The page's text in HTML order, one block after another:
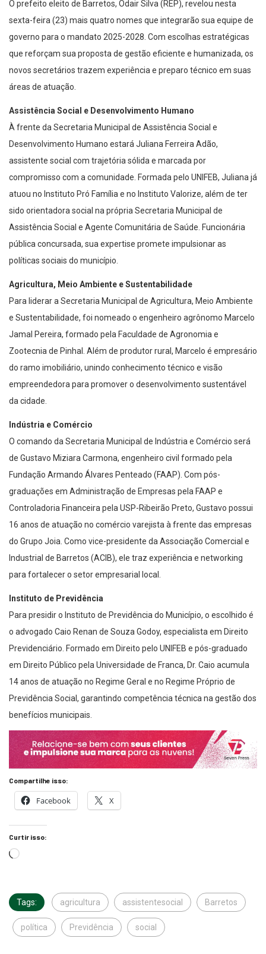
sexta-feira (23) mais quatro nomes que integrarão sua equipe de
governo para o mandato 2025-2028. Com escolhas estratégicas
que reforçam sua proposta de gestão eficiente e humanizada, os
novos secretários trazem experiência e preparo técnico em suas
áreas de atuação.
À frente da Secretaria Municipal de Assistência Social e
Desenvolvimento Humano estará Juliana Ferreira Adão,
assistente social com trajetória sólida e marcada por
compromisso com a comunidade. Formada pelo UNIFEB, Juliana já
atuou no Instituto Pró Família e no Instituto Valorize, além de ter
sido orientadora social na própria Secretaria Municipal de
Assistência Social e Agente Comunitária de Saúde. Funcionária
pública concursada, sua expertise promete impulsionar as
políticas sociais do município.
Para liderar a Secretaria Municipal de Agricultura, Meio Ambiente
e Sustentabilidade, foi nomeado o engenheiro agrônomo Marcelo
Jamal Pereira, formado pela Faculdade de Agronomia e
Zootecnia de Pinhal. Além de produtor rural, Marcelo é empresário
do ramo imobiliário, unindo conhecimento técnico e visão
empreendedora para promover o desenvolvimento sustentável
da cidade.
O comando da Secretaria Municipal de Indústria e Comércio será
de Gustavo Miziara Carmona, engenheiro civil formado pela
Fundação Armando Álvares Penteado (FAAP). Com pós-
graduações em Administração de Empresas pela FAAP e
Controladoria Financeira pela USP-Ribeirão Preto, Gustavo possui
16 anos de atuação no comércio varejista à frente das empresas
do Grupo Joia. Como vice-presidente da Associação Comercial e
Industrial de Barretos (ACIB), ele traz experiência e networking
para fortalecer o setor empresarial local.
Para presidir o Instituto de Previdência do Município, o escolhido é
o advogado Caio Renan de Souza Godoy, especialista em Direito
Previdenciário. Formado em Direito pelo UNIFEB e pós-graduado
em Direito Público pela Universidade de Franca, Dr. Caio acumula
14 anos de atuação no Regime Geral e no Regime Próprio de
Previdência Social, garantindo competência técnica na gestão dos
benefícios municipais.
Compartilhe isso:
Facebook
política Previdência social